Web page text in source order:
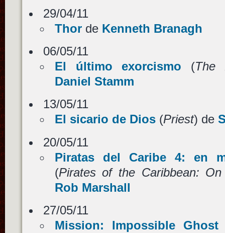
29/04/11
Thorde Kenneth Branagh
06/05/11
El último exorcismo (The
Daniel Stamm
13/05/11
El sicario de Dios(Priest) de
20/05/11
Piratas del Caribe 4: en
(Pirates of the Caribbean:
Rob Marshall
27/05/11
Mission: Impossible Ghost